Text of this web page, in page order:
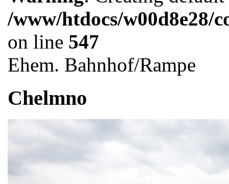
/www/htdocs/w00d8e28/
on line 547
Ehem. Bahnhof/Rampe
Chelmno